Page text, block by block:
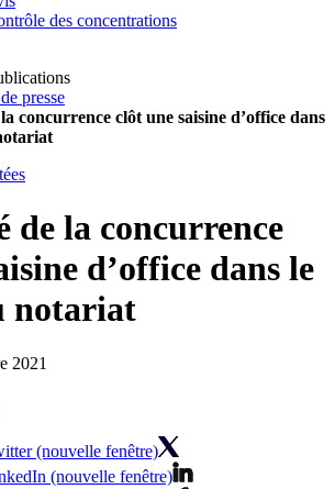
des concentrations
presse
concurrence clôt une saisine d’office dans
de la concurrence
d’office dans le
notariat
2021
(nouvelle fenêtre)
(nouvelle fenêtre)